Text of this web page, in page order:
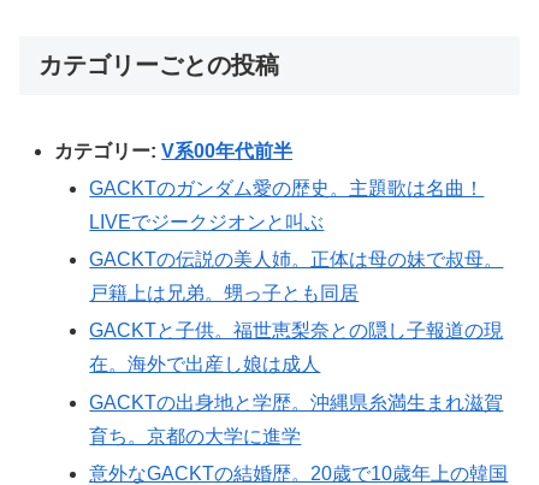
カテゴリーごとの投稿
カテゴリー:V系00年代前半
GACKTのガンダム愛の歴史。主題歌は名曲！
LIVEでジークジオンと叫ぶ
GACKTの伝説の美人姉。正体は母の妹で叔母。
戸籍上は兄弟。甥っ子とも同居
GACKTと子供。福世恵梨奈との隠し子報道の現
在。海外で出産し娘は成人
GACKTの出身地と学歴。沖縄県糸満生まれ滋賀
育ち。京都の大学に進学
意外なGACKTの結婚歴。20歳で10歳年上の韓国